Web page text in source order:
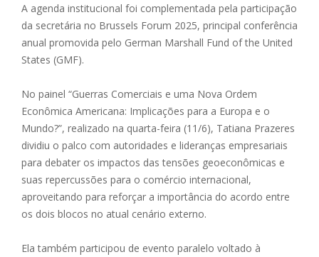
A agenda institucional foi complementada pela participação
da secretária no Brussels Forum 2025, principal conferência
anual promovida pelo German Marshall Fund of the United
States (GMF).
No painel “Guerras Comerciais e uma Nova Ordem
Econômica Americana: Implicações para a Europa e o
Mundo?”, realizado na quarta-feira (11/6), Tatiana Prazeres
dividiu o palco com autoridades e lideranças empresariais
para debater os impactos das tensões geoeconômicas e
suas repercussões para o comércio internacional,
aproveitando para reforçar a importância do acordo entre
os dois blocos no atual cenário externo.
Ela também participou de evento paralelo voltado à